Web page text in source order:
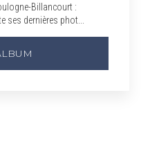
Billancourt :
ses dernières phot...